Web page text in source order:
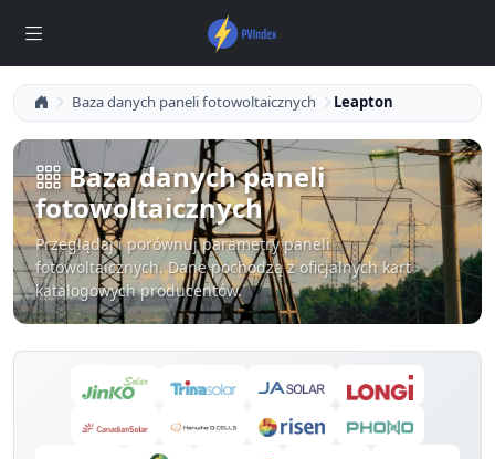
Baza danych paneli fotowoltaicznych Leapton
Baza danych paneli
fotowoltaicznych
Przeglądaj i porównuj parametry paneli
fotowoltaicznych. Dane pochodzą z oficjalnych kart
katalogowych producentów.